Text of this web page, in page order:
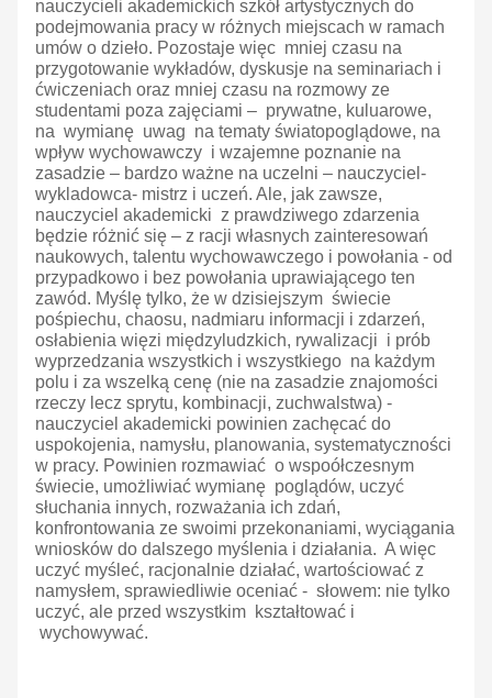
nauczycieli akademickich szkół artystycznych do
podejmowania pracy w różnych miejscach w ramach
umów o dzieło. Pozostaje więc mniej czasu na
przygotowanie wykładów, dyskusje na seminariach i
ćwiczeniach oraz mniej czasu na rozmowy ze
studentami poza zajęciami – prywatne, kuluarowe,
na wymianę uwag na tematy światopoglądowe, na
wpływ wychowawczy i wzajemne poznanie na
zasadzie – bardzo ważne na uczelni – nauczyciel-
wykladowca- mistrz i uczeń. Ale, jak zawsze,
nauczyciel akademicki z prawdziwego zdarzenia
będzie różnić się – z racji własnych zainteresowań
naukowych, talentu wychowawczego i powołania - od
przypadkowo i bez powołania uprawiającego ten
zawód. Myślę tylko, że w dzisiejszym świecie
pośpiechu, chaosu, nadmiaru informacji i zdarzeń,
osłabienia więzi międzyludzkich, rywalizacji i prób
wyprzedzania wszystkich i wszystkiego na każdym
polu i za wszelką cenę (nie na zasadzie znajomości
rzeczy lecz sprytu, kombinacji, zuchwalstwa) -
nauczyciel akademicki powinien zachęcać do
uspokojenia, namysłu, planowania, systematyczności
w pracy. Powinien rozmawiać o wspoółczesnym
świecie, umożliwiać wymianę poglądów, uczyć
słuchania innych, rozważania ich zdań,
konfrontowania ze swoimi przekonaniami, wyciągania
wniosków do dalszego myślenia i działania. A więc
uczyć myśleć, racjonalnie działać, wartościować z
namysłem, sprawiedliwie oceniać - słowem: nie tylko
uczyć, ale przed wszystkim kształtować i
wychowywać.